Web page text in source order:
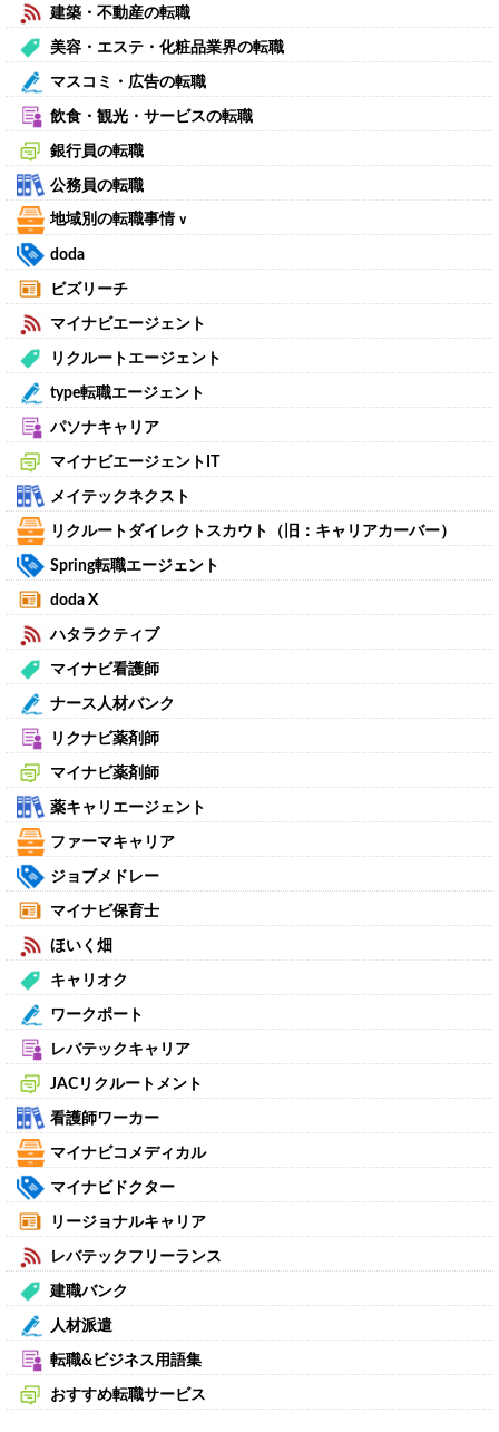
建築・不動産の転職
美容・エステ・化粧品業界の転職
マスコミ・広告の転職
飲食・観光・サービスの転職
銀行員の転職
公務員の転職
地域別の転職事情 ∨
doda
ビズリーチ
マイナビエージェント
リクルートエージェント
type転職エージェント
パソナキャリア
マイナビエージェントIT
メイテックネクスト
リクルートダイレクトスカウト（旧：キャリアカーバー）
Spring転職エージェント
doda X
ハタラクティブ
マイナビ看護師
ナース人材バンク
リクナビ薬剤師
マイナビ薬剤師
薬キャリエージェント
ファーマキャリア
ジョブメドレー
マイナビ保育士
ほいく畑
キャリオク
ワークポート
レバテックキャリア
JACリクルートメント
看護師ワーカー
マイナビコメディカル
マイナビドクター
リージョナルキャリア
レバテックフリーランス
建職バンク
人材派遣
転職&ビジネス用語集
おすすめ転職サービス